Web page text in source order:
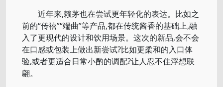
近年来,赖茅也在尝试更年轻化的表达。比如之
前的“传禧”“端曲”等产品,都在传统酱香的基础上,融
入了更现代的设计和饮用场景。这次的新品,会不会
在口感或包装上做出新尝试?比如更柔和的入口体
验,或者更适合日常小酌的调配?让人忍不住浮想联
翩。